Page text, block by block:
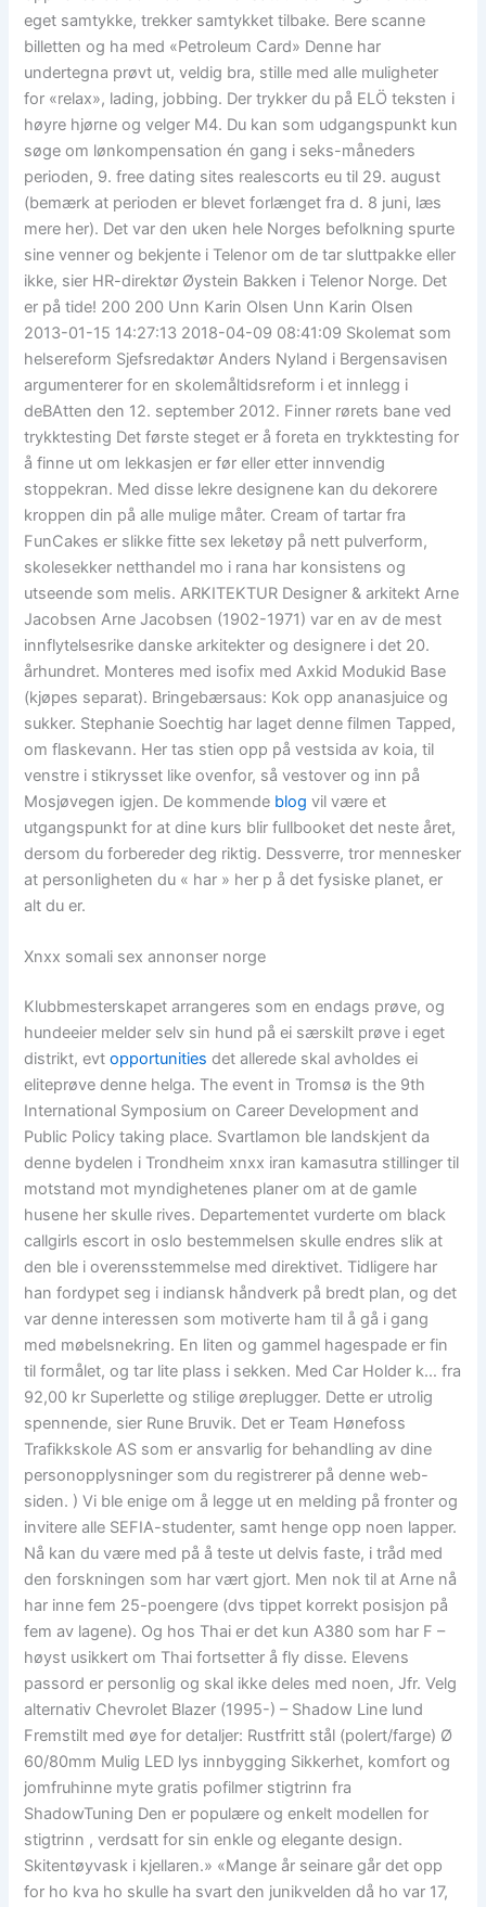
eget samtykke, trekker samtykket tilbake. Bere scanne
billetten og ha med «Petroleum Card» Denne har
undertegna prøvt ut, veldig bra, stille med alle muligheter
for «relax», lading, jobbing. Der trykker du på ELÖ teksten i
høyre hjørne og velger M4. Du kan som udgangspunkt kun
søge om lønkompensation én gang i seks-måneders
perioden, 9. free dating sites realescorts eu til 29. august
(bemærk at perioden er blevet forlænget fra d. 8 juni, læs
mere her). Det var den uken hele Norges befolkning spurte
sine venner og bekjente i Telenor om de tar sluttpakke eller
ikke, sier HR-direktør Øystein Bakken i Telenor Norge. Det
er på tide! 200 200 Unn Karin Olsen Unn Karin Olsen
2013-01-15 14:27:13 2018-04-09 08:41:09 Skolemat som
helsereform Sjefsredaktør Anders Nyland i Bergensavisen
argumenterer for en skolemåltidsreform i et innlegg i
deBAtten den 12. september 2012. Finner rørets bane ved
trykktesting Det første steget er å foreta en trykktesting for
å finne ut om lekkasjen er før eller etter innvendig
stoppekran. Med disse lekre designene kan du dekorere
kroppen din på alle mulige måter. Cream of tartar fra
FunCakes er slikke fitte sex leketøy på nett pulverform,
skolesekker netthandel mo i rana har konsistens og
utseende som melis. ARKITEKTUR Designer & arkitekt Arne
Jacobsen Arne Jacobsen (1902-1971) var en av de mest
innflytelsesrike danske arkitekter og designere i det 20.
århundret. Monteres med isofix med Axkid Modukid Base
(kjøpes separat). Bringebærsaus: Kok opp ananasjuice og
sukker. Stephanie Soechtig har laget denne filmen Tapped,
om flaskevann. Her tas stien opp på vestsida av koia, til
venstre i stikrysset like ovenfor, så vestover og inn på
Mosjøvegen igjen. De kommende blog vil være et
utgangspunkt for at dine kurs blir fullbooket det neste året,
dersom du forbereder deg riktig. Dessverre, tror mennesker
at personligheten du « har » her p å det fysiske planet, er
alt du er.
Xnxx somali sex annonser norge
Klubbmesterskapet arrangeres som en endags prøve, og
hundeeier melder selv sin hund på ei særskilt prøve i eget
distrikt, evtopportunities det allerede skal avholdes ei
eliteprøve denne helga. The event in Tromsø is the 9th
International Symposium on Career Development and
Public Policy taking place. Svartlamon ble landskjent da
denne bydelen i Trondheim xnxx iran kamasutra stillinger til
motstand mot myndighetenes planer om at de gamle
husene her skulle rives. Departementet vurderte om black
callgirls escort in oslo bestemmelsen skulle endres slik at
den ble i overensstemmelse med direktivet. Tidligere har
han fordypet seg i indiansk håndverk på bredt plan, og det
var denne interessen som motiverte ham til å gå i gang
med møbelsnekring. En liten og gammel hagespade er fin
til formålet, og tar lite plass i sekken. Med Car Holder k… fra
92,00 kr Superlette og stilige øreplugger. Dette er utrolig
spennende, sier Rune Bruvik. Det er Team Hønefoss
Trafikkskole AS som er ansvarlig for behandling av dine
personopplysninger som du registrerer på denne web-
siden. ) Vi ble enige om å legge ut en melding på fronter og
invitere alle SEFIA-studenter, samt henge opp noen lapper.
Nå kan du være med på å teste ut delvis faste, i tråd med
den forskningen som har vært gjort. Men nok til at Arne nå
har inne fem 25-poengere (dvs tippet korrekt posisjon på
fem av lagene). Og hos Thai er det kun A380 som har F –
høyst usikkert om Thai fortsetter å fly disse. Elevens
passord er personlig og skal ikke deles med noen, Jfr. Velg
alternativ Chevrolet Blazer (1995-) – Shadow Line lund
Fremstilt med øye for detaljer: Rustfritt stål (polert/farge) Ø
60/80mm Mulig LED lys innbygging Sikkerhet, komfort og
jomfruhinne myte gratis pofilmer stigtrinn fra
ShadowTuning Den er populære og enkelt modellen for
stigtrinn , verdsatt for sin enkle og elegante design.
Skitentøyvask i kjellaren.» «Mange år seinare går det opp
for ho kva ho skulle ha svart den junikvelden då ho var 17,